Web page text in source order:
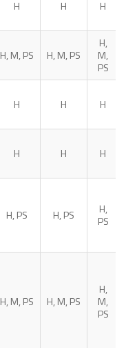
H H H
H, M, PS H, M, PS
H,
M,
PS
H H H
H H H
H, PS H, PS
H,
PS
H, M, PS H, M, PS
H,
M,
PS